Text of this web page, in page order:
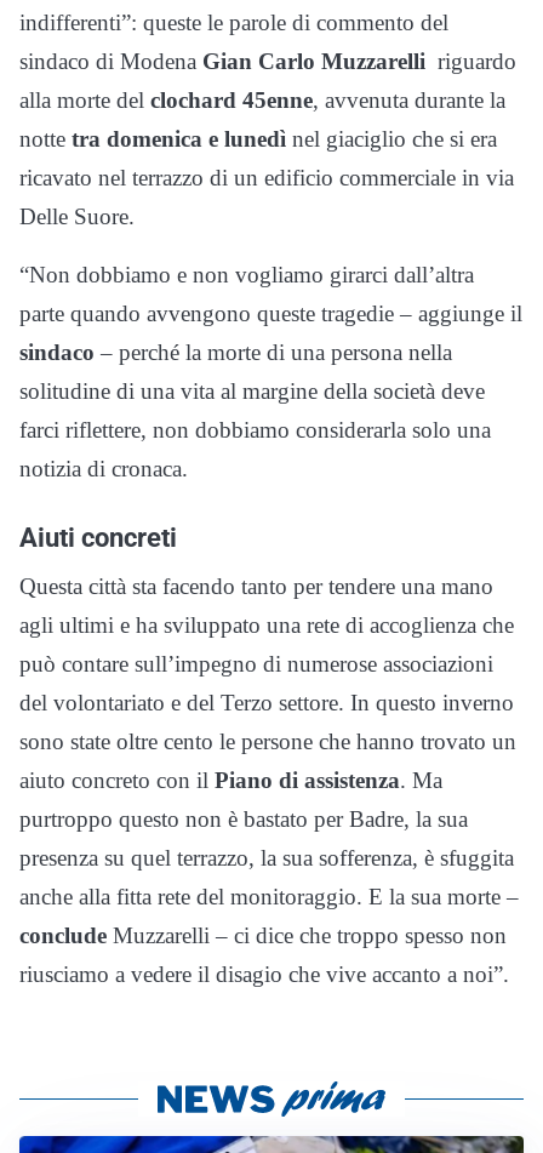
indifferenti”: queste le parole di commento del
sindaco di Modena Gian Carlo Muzzarelli riguardo
alla morte del clochard 45enne, avvenuta durante la
notte tra domenica e lunedì nel giaciglio che si era
ricavato nel terrazzo di un edificio commerciale in via
Delle Suore.
“Non dobbiamo e non vogliamo girarci dall’altra
parte quando avvengono queste tragedie – aggiunge il
sindaco – perché la morte di una persona nella
solitudine di una vita al margine della società deve
farci riflettere, non dobbiamo considerarla solo una
notizia di cronaca.
Aiuti concreti
Questa città sta facendo tanto per tendere una mano
agli ultimi e ha sviluppato una rete di accoglienza che
può contare sull’impegno di numerose associazioni
del volontariato e del Terzo settore. In questo inverno
sono state oltre cento le persone che hanno trovato un
aiuto concreto con il Piano di assistenza. Ma
purtroppo questo non è bastato per Badre, la sua
presenza su quel terrazzo, la sua sofferenza, è sfuggita
anche alla fitta rete del monitoraggio. E la sua morte –
conclude Muzzarelli – ci dice che troppo spesso non
riusciamo a vedere il disagio che vive accanto a noi”.